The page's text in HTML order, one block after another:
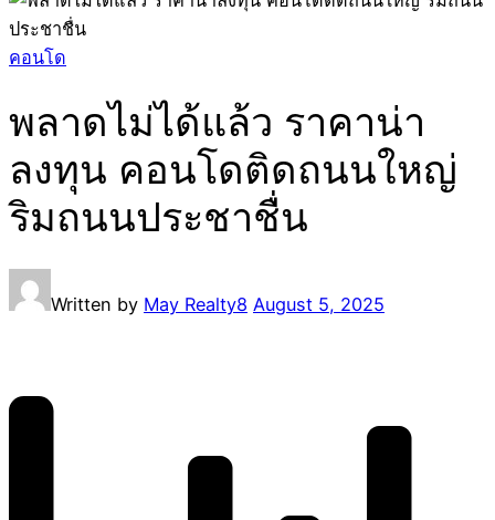
คอนโด
พลาดไม่ได้แล้ว ราคาน่า
ลงทุน คอนโดติดถนนใหญ่
ริมถนนประชาชื่น
Written by May Realty8 August 5, 2025